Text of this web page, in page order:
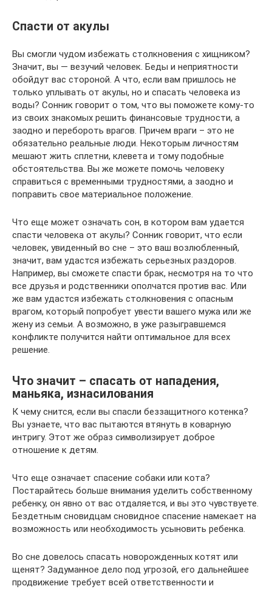
Спасти от акулы
Вы смогли чудом избежать столкновения с хищником?
Значит, вы — везучий человек. Беды и неприятности
обойдут вас стороной. А что, если вам пришлось не
только уплывать от акулы, но и спасать человека из
воды? Сонник говорит о том, что вы поможете кому-то
из своих знакомых решить финансовые трудности, а
заодно и перебороть врагов. Причем враги – это не
обязательно реальные люди. Некоторым личностям
мешают жить сплетни, клевета и тому подобные
обстоятельства. Вы же можете помочь человеку
справиться с временными трудностями, а заодно и
поправить свое материальное положение.
Что еще может означать сон, в котором вам удается
спасти человека от акулы? Сонник говорит, что если
человек, увиденный во сне – это ваш возлюбленный,
значит, вам удастся избежать серьезных раздоров.
Например, вы сможете спасти брак, несмотря на то что
все друзья и родственники ополчатся против вас. Или
же вам удастся избежать столкновения с опасным
врагом, который попробует увести вашего мужа или же
жену из семьи. А возможно, в уже разыгравшемся
конфликте получится найти оптимальное для всех
решение.
Что значит – спасать от нападения,
маньяка, изнасилования
К чему снится, если вы спасли беззащитного котенка?
Вы узнаете, что вас пытаются втянуть в коварную
интригу. Этот же образ символизирует доброе
отношение к детям.
Что еще означает спасение собаки или кота?
Постарайтесь больше внимания уделить собственному
ребенку, он явно от вас отдаляется, и вы это чувствуете.
Бездетным сновидцам сновидное спасение намекает на
возможность или необходимость усыновить ребенка.
Во сне довелось спасать новорожденных котят или
щенят? Задуманное дело под угрозой, его дальнейшее
продвижение требует всей ответственности и